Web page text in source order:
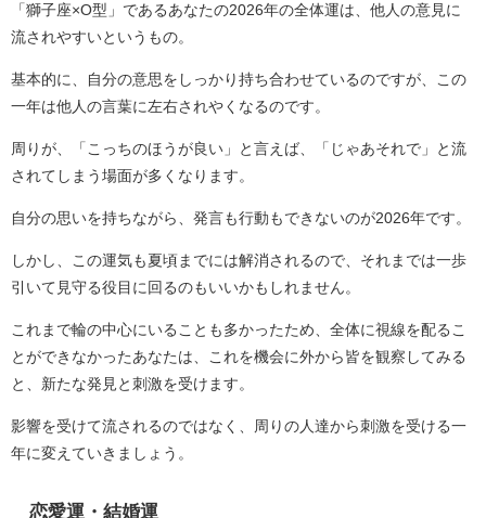
「獅子座×O型」であるあなたの2026年の全体運は、他人の意見に
流されやすいというもの。
基本的に、自分の意思をしっかり持ち合わせているのですが、この
一年は他人の言葉に左右されやくなるのです。
周りが、「こっちのほうが良い」と言えば、「じゃあそれで」と流
されてしまう場面が多くなります。
自分の思いを持ちながら、発言も行動もできないのが2026年です。
しかし、この運気も夏頃までには解消されるので、それまでは一歩
引いて見守る役目に回るのもいいかもしれません。
これまで輪の中心にいることも多かったため、全体に視線を配るこ
とができなかったあなたは、これを機会に外から皆を観察してみる
と、新たな発見と刺激を受けます。
影響を受けて流されるのではなく、周りの人達から刺激を受ける一
年に変えていきましょう。
恋愛運・結婚運